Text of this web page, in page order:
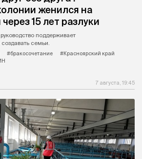
женился на
15 лет разлуки
поддерживает
семьи.
#бракосочетание
#Красноярский край
7 августа, 19:45